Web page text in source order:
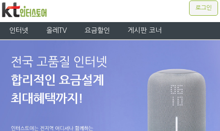
로그인
인터넷 올레TV 요금할인 게시판 코너